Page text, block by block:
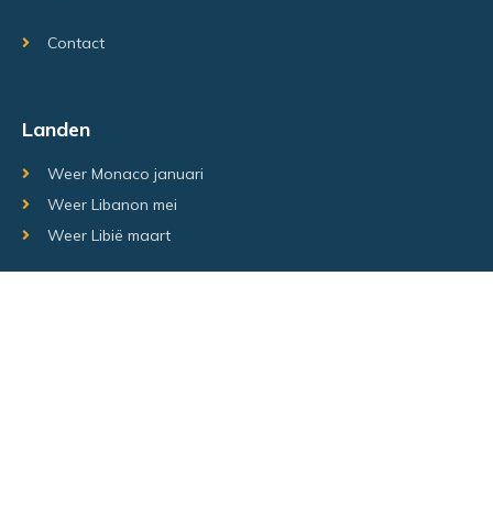
Contact
Landen
Weer Monaco januari
Weer Libanon mei
Weer Libië maart